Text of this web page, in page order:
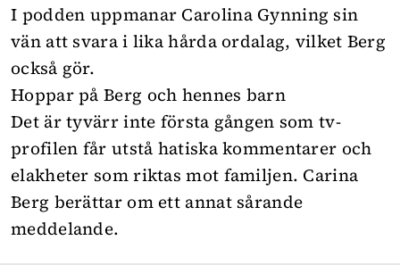
I podden uppmanar Carolina Gynning sin
vän att svara i lika hårda ordalag, vilket Berg
också gör.
Hoppar på Berg och hennes barn
Det är tyvärr inte första gången som tv-
profilen får utstå hatiska kommentarer och
elakheter som riktas mot familjen. Carina
Berg berättar om ett annat sårande
meddelande.